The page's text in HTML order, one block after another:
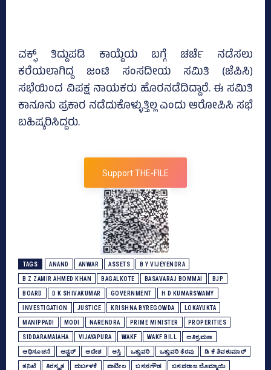
ವಕ್ಫ್ ತಿದ್ದುಪಡಿ ಕಾಯ್ದೆಯ ಬಗ್ಗೆ ಚರ್ಚೆ ನಡೆಸಲು
ಕರೆಯಲಾಗಿದ್ದ ಜಂಟಿ ಸಂಸದೀಯ ಸಮಿತಿ (ಜೆಪಿಸಿ)
ಸಭೆಯಿಂದ ವಿಪಕ್ಷ ನಾಯಕರು ಹೊರನಡೆದಿದ್ದಾರೆ. ಈ ಸಮಿತಿ
ಕಾನೂನು ಪ್ರಕಾರ ನಡೆದುಕೊಳ್ಳುತ್ತಿಲ್ಲ ಎಂದು ಆರೋಪಿಸಿ ಸಭೆ
ಬಹಿಷ್ಕರಿಸಿದ್ದರು.
Support THE-FILE
TAGS ANAND ANWAR ASSETS B Y VIJEYENDRA
B Z ZAMIR AHMED KHAN BAGALKOTE BASAVARAJ BOMMAI BJP
BOARD D K SHIVAKUMAR GOVERNMENT H D KUMARSWAMY
INVESTIGATION JUSTICE KRISHNA BYREGOWDA LOKAYUKTA
MANIPPADI MODI NARENDRA PRIME MINISTER PROPERITIES
SIDDARAMAIAHA VIJAYAPURA WAKF WAKF BILL ಅತಿಕ್ರಮಣ
ಅಧಿಸೂಚನೆ ಅನ್ವರ್‍‌ ಆದೇಶ ಆಸ್ತಿ ಒತ್ತುವರಿ ಒತ್ತುವರಿ ತೆರವು ಡಿ ಕೆ ಶಿವಕುಮಾರ್
ತನಿಖೆ ತಿರಸ್ಕೃತ ದುರ್ಬಳಕೆ ಪಾಟೀಲ ಬಸನಗೌಡ ಬಸವರಾಜ ಬೊಮ್ಮಾಯಿ